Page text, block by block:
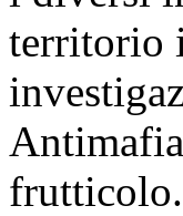
territorio
frutticolo.